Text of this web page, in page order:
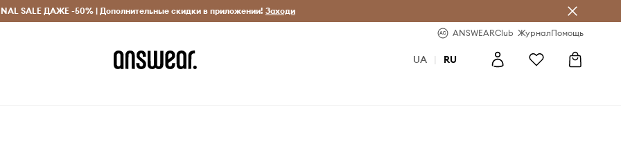
Исключительно оригинальные товары Экономь с Answear Club
SALE ДАЖЕ -50% | Дополнительные скидки в приложении! Заходи
ANSWEARClub ЖурналПомощь
UA | RU